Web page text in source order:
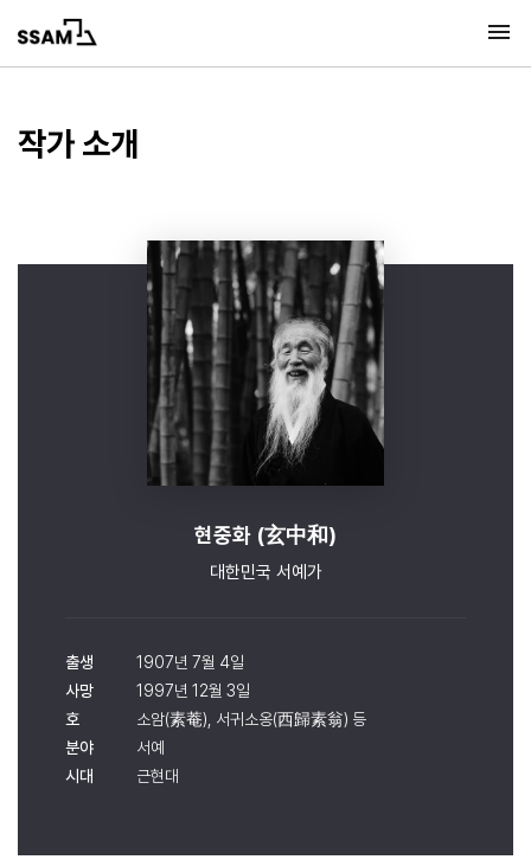
작가 소개
현중화 (玄中和)
대한민국 서예가
출생
1907년 7월 4일
사망
1997년 12월 3일
호
소암(素菴), 서귀소옹(西歸素翁) 등
분야
서예
시대
근현대